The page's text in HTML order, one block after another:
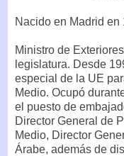
Nacido en Madrid en
Ministro de
legislatura. Desde
especial de la UE
Medio. Ocupó
el puesto de
Director General de
Medio, Director
Árabe, además de